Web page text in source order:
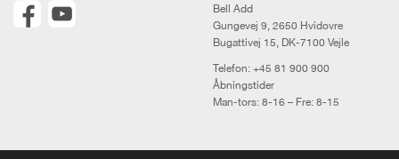
Bell Add
Gungevej 9, 2650 Hvidovre
Bugattivej 15, DK-7100 Vejle
Telefon: +45 81 900 900
Åbningstider
Man-tors: 8-16 – Fre: 8-15